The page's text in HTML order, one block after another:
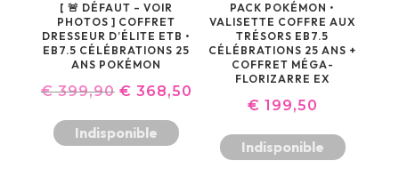
[ 🚨 DÉFAUT – VOIR
PHOTOS ] COFFRET
DRESSEUR D’ÉLITE ETB •
EB7.5 CÉLÉBRATIONS 25
ANS POKÉMON
€399,90 LE
PRIX
INITIAL
€ 368,50
ACTUEL
Indisponible
PACK POKÉMON •
VALISETTE COFFRE AUX
TRÉSORS EB7.5
CÉLÉBRATIONS 25 ANS +
COFFRET MÉGA-
FLORIZARRE EX
€ 199,50
Indisponible